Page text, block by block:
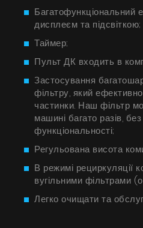
Технічна підтримка
FAQ
Гарантія
Поради
Сервіс
Інструкції
Багатофункціональний
дисплеєм та підсвіткою;
Таймер;
Пульт ДК входить в
Застосування
фільтру, який
частинки. Наш фільтр
машині багато разів,
функціональності;
Регульована висота
В режимі рециркуляції
вугільними фільтрами
Легко очищати та